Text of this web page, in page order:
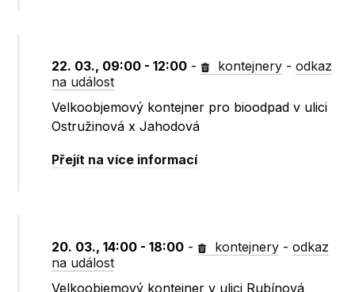
22. 03., 09:00 - 12:00 - kontejnery -odkaz
na událost
Velkoobjemový kontejner pro bioodpad v ulici
Ostružinová x Jahodová
Přejít na více informací
20. 03., 14:00 - 18:00 - kontejnery -odkaz
na událost
Velkoobjemový kontejner v ulici Rubínová